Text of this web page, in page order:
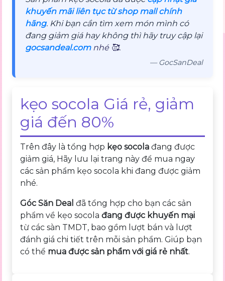
khuyến mãi liên tục từ shop mall chính
hãng. Khi bạn cần tìm xem món mình có
đang giảm giá hay không thì hãy truy cập lại
gocsandeal.comnhé 🥰.
— GocSanDeal
kẹo socola Giá rẻ, giảm
giá đến 80%
Trên đây là tổng hợp kẹo socola đang được
giảm giá, Hãy lưu lại trang này để mua ngay
các sản phẩm kẹo socola khi đang được giảm
nhé.
Góc Săn Deal đã tổng hợp cho bạn các sản
phẩm về kẹo socolađang được khuyến mại
từ các sàn TMDT, bao gồm lượt bán và lượt
đánh giá chi tiết trên mỗi sản phẩm. Giúp bạn
có thể mua được sản phẩm với giá rẻ nhất.